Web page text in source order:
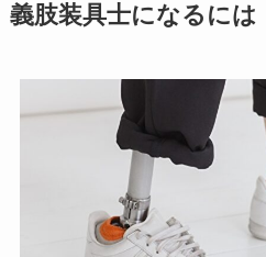
義肢装具士になるには